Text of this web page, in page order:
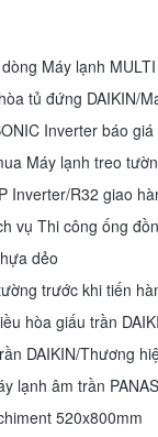
Máy lạnh MULTI
tủ đứng DAIKIN/
Inverter báo
Máy lạnh treo
Inverter/R32 giao
vụ Thi công ống
dẻo
trước khi tiến
hòa giấu trần
DAIKIN/Thương
lạnh âm trần
520x800mm